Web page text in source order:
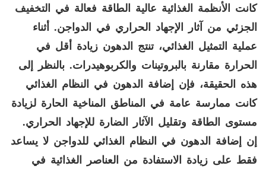
كانت الأنظمة الغذائية عالية الطاقة فعالة في التخفيف
الجزئي من آثار الإجهاد الحراري في الدواجن. أثناء
عملية التمثيل الغذائي، تنتج الدهون زيادة أقل في
الحرارة مقارنة بالبروتينات والكربوهيدرات. بالنظر إلى
هذه الحقيقة، فإن إضافة الدهون في النظام الغذائي
كانت ممارسة عامة في المناطق المناخية الحارة لزيادة
مستوى الطاقة وتقليل الآثار الضارة للإجهاد الحراري.
إن إضافة الدهون في النظام الغذائي للدواجن لا يساعد
فقط على زيادة الاستفادة من العناصر الغذائية في